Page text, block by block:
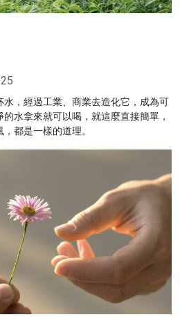
，經過工業、商業去造化它，成為可
水拿來就可以喝，就這麼直接簡單，
都是一樣的道理。